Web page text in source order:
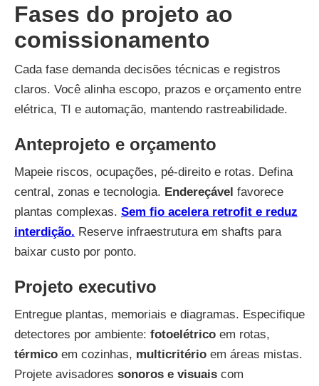
Fases do projeto ao
comissionamento
Cada fase demanda decisões técnicas e registros
claros. Você alinha escopo, prazos e orçamento entre
elétrica, TI e automação, mantendo rastreabilidade.
Anteprojeto e orçamento
Mapeie riscos, ocupações, pé-direito e rotas. Defina
central, zonas e tecnologia. Endereçável favorece
plantas complexas. Sem fio acelera retrofit e reduz
interdição. Reserve infraestrutura em shafts para
baixar custo por ponto.
Projeto executivo
Entregue plantas, memoriais e diagramas. Especifique
detectores por ambiente: fotoelétrico em rotas,
térmico em cozinhas, multicritério em áreas mistas.
Projete avisadores sonoros e visuais com